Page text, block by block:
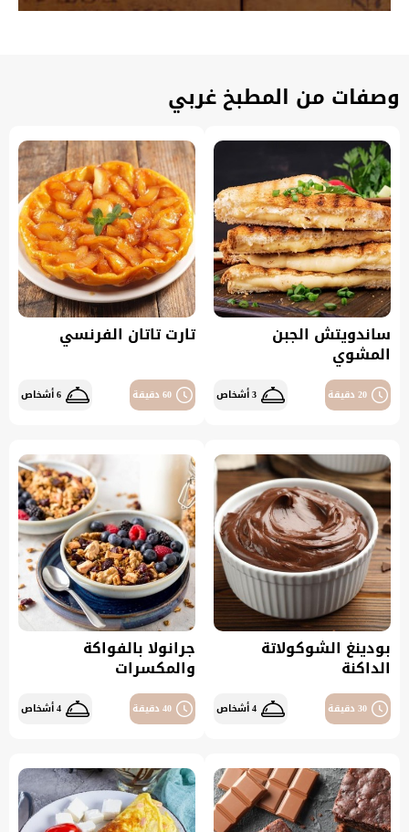
وصفات من المطبخ غربي
ساندويتش الجبن
المشوي
20 دقيقة 3 أشخاص
تارت تاتان الفرنسي
60 دقيقة 6 أشخاص
بودينغ الشوكولاتة
الداكنة
30 دقيقة 4 أشخاص
جرانولا بالفواكة
والمكسرات
40 دقيقة 4 أشخاص